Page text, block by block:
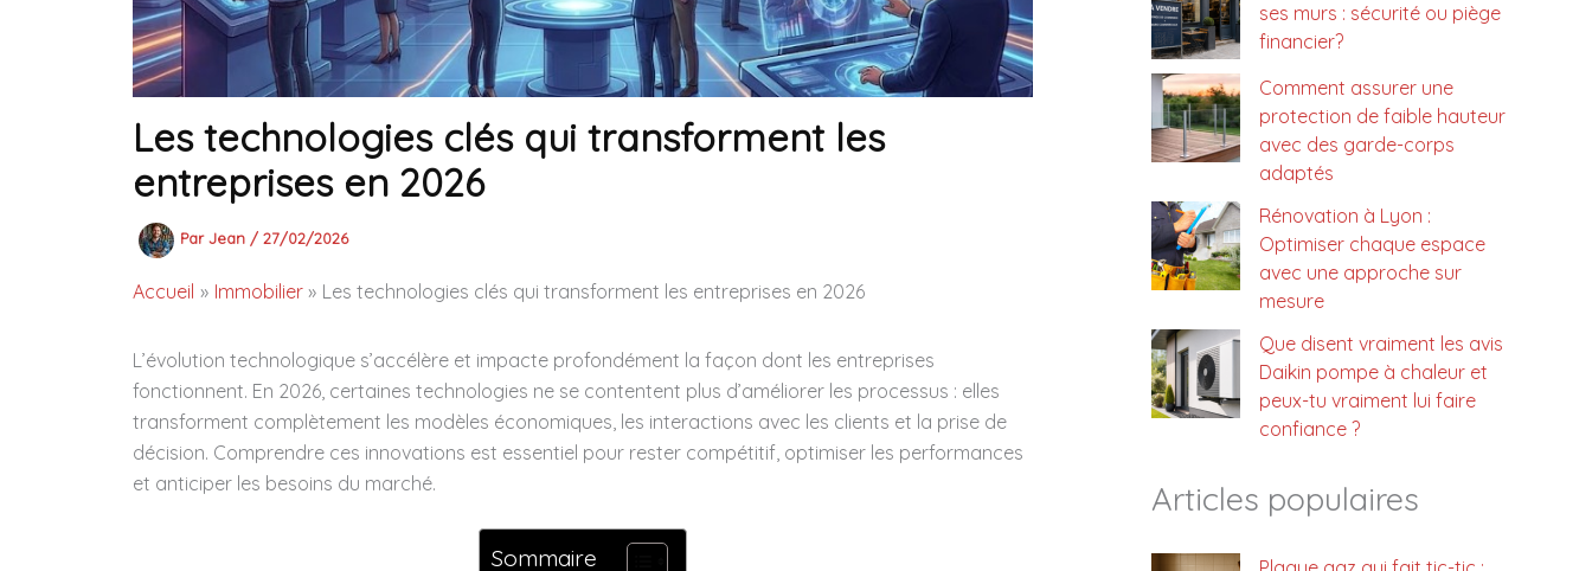
Les technologies clés qui transforment les
entreprises en 2026
ParJean / 27/02/2026
Accueil Immobilier Les technologies clés qui transforment les entreprises en 2026
L’évolution technologique s’accélère et impacte profondément la façon dont les entreprises
fonctionnent. En 2026, certaines technologies ne se contentent plus d’améliorer les processus : elles
transforment complètement les modèles économiques, les interactions avec les clients et la prise de
décision. Comprendre ces innovations est essentiel pour rester compétitif, optimiser les performances
et anticiper les besoins du marché.
Sommaire
ses murs : sécurité ou piège
financier?
Comment assurer une
protection de faible hauteur
avec des garde-corps
adaptés
Rénovation à Lyon :
Optimiser chaque espace
avec une approche sur
mesure
Que disent vraiment les avis
Daikin pompe à chaleur et
peux-tu vraiment lui faire
confiance ?
Articles populaires